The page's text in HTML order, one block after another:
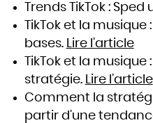
Trends TikTok : Sped
TikTok et la
bases.
Lire l’article
TikTok et la
stratégie.
Lire l’article
Comment la
partir d’une